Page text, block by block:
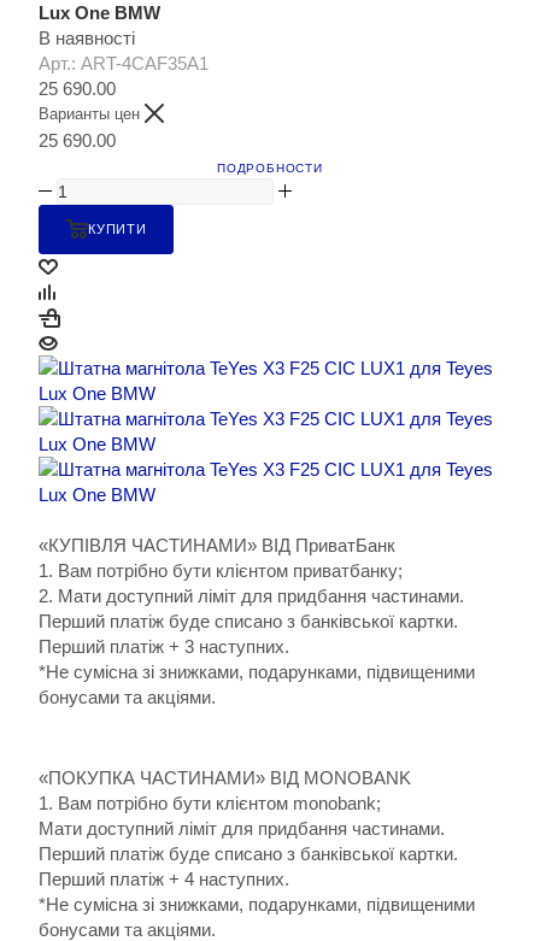
Lux One BMW
В наявності
Арт.: ART-4CAF35A1
25 690.00
Варианты цен
25 690.00
ПОДРОБНОСТИ
КУПИТИ
«КУПІВЛЯ ЧАСТИНАМИ» ВІД ПриватБанк
1. Вам потрібно бути клієнтом приватбанку;
2. Мати доступний ліміт для придбання частинами.
Перший платіж буде списано з банківської картки.
Перший платіж + 3 наступних.
*Не сумісна зі знижками, подарунками, підвищеними
бонусами та акціями.
«ПОКУПКА ЧАСТИНАМИ» ВІД MONOBANK
1. Вам потрібно бути клієнтом monobank;
Мати доступний ліміт для придбання частинами.
Перший платіж буде списано з банківської картки.
Перший платіж + 4 наступних.
*Не сумісна зі знижками, подарунками, підвищеними
бонусами та акціями.